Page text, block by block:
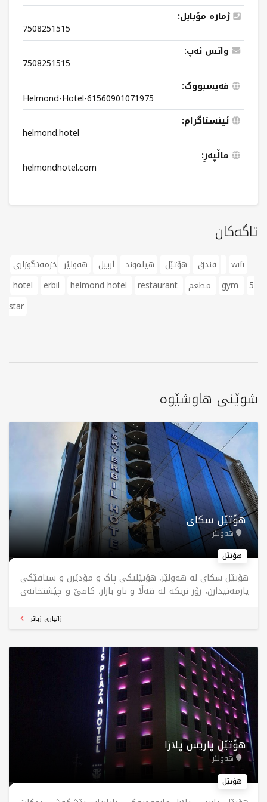
ژمارە مۆبایل:
7508251515
واتس ئەپ:
7508251515
فەیسبووک:
Helmond-Hotel-61560901071975
ئینستاگرام:
helmond.hotel
ماڵپەڕ:
helmondhotel.com
تاگەکان
فندق هۆتێل هيلموند أربيل هەولێر
wifi
hotel
erbil helmond hotel restaurant gym
5
star
شوێنی هاوشێوە
هۆتێل سکای
هەولێر
هۆتێل
هۆتێل سکای لە هەولێر، هۆتێلیکی پاک و مۆدێرن و ستافێکی
یارمەتیدارن، زۆر نزیکە لە قەڵا و ناو بازار، کافێ و چێشتخانەی
ناوخۆی تێدایە.
زانیاری زیاتر
هۆتێل پاریس پلازا
هەولێر
هۆتێل